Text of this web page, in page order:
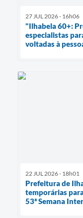
27 JUL 2026 - 16h06
"Ilhabela 60+:
especialistas
voltadas à
22 JUL 2026 - 18h01
Prefeitura de
temporárias
53ª Semana